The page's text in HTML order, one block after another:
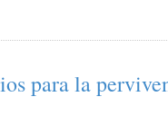
para la